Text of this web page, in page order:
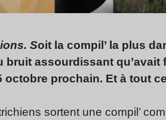
Soit la compil’ la plus
bruit assourdissant
prochain. Et à tout
sortent une compil’